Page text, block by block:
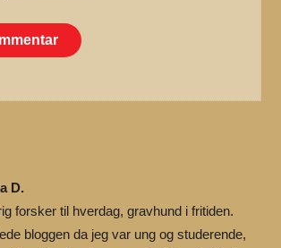
D.
forsker til hverdag, gravhund i fritiden.
bloggen da jeg var ung og studerende,